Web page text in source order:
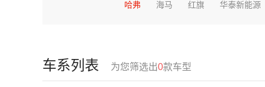
哈弗 海马 红旗 华泰新能源
车系列表 为您筛选出0款车型